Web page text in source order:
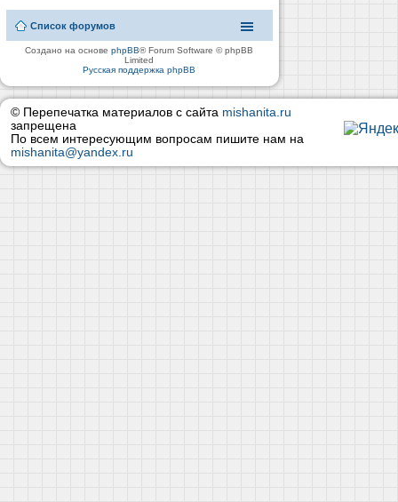
Список форумов
Создано на основеphpBB® Forum Software © phpBB
Limited
Русская поддержка phpBB
© Перепечатка материалов с сайта mishanita.ru
запрещена
По всем интересующим вопросам пишите нам на
mishanita@yandex.ru